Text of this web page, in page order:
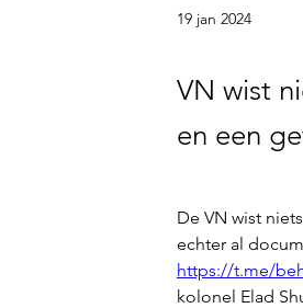
19 jan 2024
VN wist
en een
De VN wist
echter al
https://t.me/
kolonel Elad